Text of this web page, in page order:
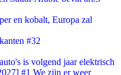
en kobalt, Europa zal
#32
is volgend jaar elektrisch
#1 We zijn er weer